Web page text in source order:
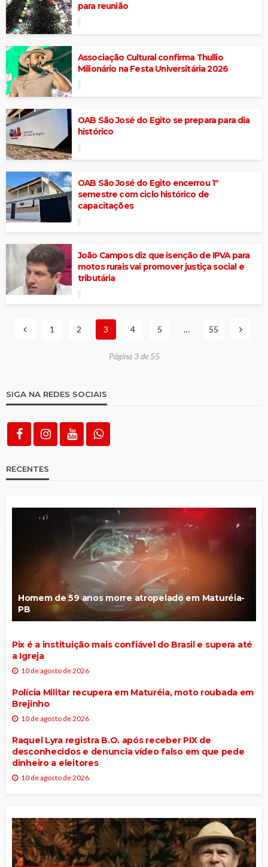
para reunião
Associação Cultural confirma Thullio
Milionário na Festa Universitária 2026
OAB São José do Egito se prepara para dia
histórico
OAB São José do Egito encerrou 1º
semestre com ciclo histórico de
capacitações
João Campos diz que isenção de IPVA para
motos rurais vai promover justiça social e
tributária
1 2 3 4 5 … 55
Página 3 de 55
SIGA NA REDES SOCIAIS
RECENTES
Homem de 59 anos morre atropelado em Maturéia-
PB
Pix é a instituição mais confiável do Brasil e supera até
a Igreja
10 de agosto de 2026
Polícia Militar recupera em Maturéia, moto roubada em
Brejinho
10 de agosto de 2026
Raquel Lyra registra B.O. após receber PIX de
desconhecidos e denuncia vídeo falso em que pede
dinheiro a eleitores
10 de agosto de 2026